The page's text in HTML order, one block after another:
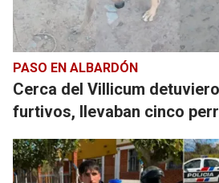
PASO EN ALBARDÓN
Cerca del Villicum
furtivos, llevaban cinco